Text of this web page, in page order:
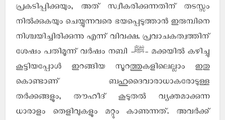
പ്രകടിപ്പിക്കുയും, അത് സ്വീകരിക്കുന്നതിന് തടസ്സം
നില്‍ക്കുകയും ചെയ്യുന്നവരെ ഭയപ്പെടുത്താന്‍ ഇരുമ്പിനെ
നിശ്ചയിച്ചിരിക്കുന്നു എന്ന് വിവക്ഷ. പ്രവാചകത്വത്തിന്
ശേഷം പതിമൂന്ന് വര്‍ഷം നബി -ﷺ- മക്കയില്‍ കഴിച്ചു
കൂട്ടിയപ്പോള്‍ ഇറങ്ങിയ സൂറത്തുകളിലെല്ലാം ഇതു
കൊണ്ടാണ് ബഹുദൈവാരാധാകരോടുള്ള
തര്‍ക്കങ്ങളും, തൗഹീദ് കൂടുതല്‍ വ്യക്തമാക്കുന്ന
ധാരാളം തെളിവുകളും മറ്റും കാണുന്നത്. അവര്‍ക്ക്